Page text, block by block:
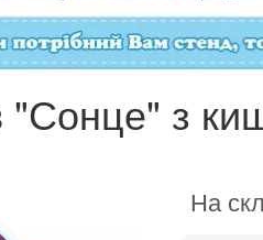
"Сонце" з
На